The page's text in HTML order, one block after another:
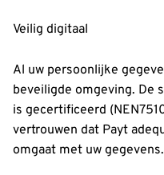
Veilig digitaal
Al uw persoonlijke
beveiligde omgeving. De
is gecertificeerd
vertrouwen dat Payt
omgaat met uw gegevens.